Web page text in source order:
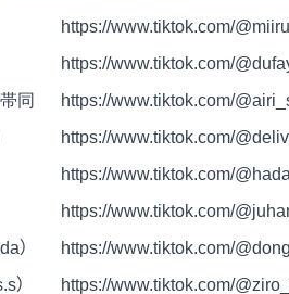
https://www.tiktok.com/
https://www.tiktok.com/
同
https://www.tiktok.com/
https://www.tiktok.com/
https://www.tiktok.com/
https://www.tiktok.com/
）
https://www.tiktok.com/
）
https://www.tiktok.com/